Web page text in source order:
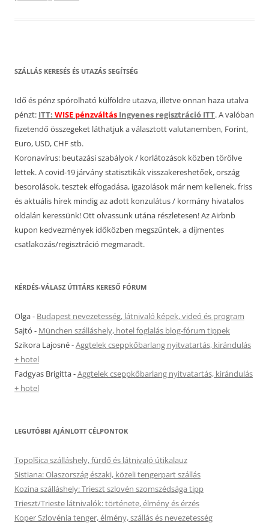
SZÁLLÁS KERESÉS ÉS UTAZÁS SEGÍTSÉG
Idő és pénz spórolható külföldre utazva, illetve onnan haza utalva
pénzt: ITT: WISE pénzváltás Ingyenes regisztráció ITT. A valóban
fizetendő összegeket láthatjuk a választott valutanemben, Forint,
Euro, USD, CHF stb.
Koronavírus: beutazási szabályok / korlátozások közben törölve
lettek. A covid-19 járvány statisztikák visszakereshetőek, ország
besorolások, tesztek elfogadása, igazolások már nem kellenek, friss
és aktuális hírek mindig az adott konzulátus / kormány hivatalos
oldalán keressünk! Ott olvassunk utána részletesen! Az Airbnb
kupon kedvezmények időközben megszűntek, a díjmentes
csatlakozás/regisztráció megmaradt.
KÉRDÉS-VÁLASZ ÚTITÁRS KERESŐ FÓRUM
Olga- Budapest nevezetesség, látnivaló képek, videó és program
Sajtó - München szálláshely, hotel foglalás blog-fórum tippek
Szikora Lajosné-Aggtelek cseppkőbarlang nyitvatartás, kirándulás
+ hotel
Fadgyas Brigitta-Aggtelek cseppkőbarlang nyitvatartás, kirándulás
+ hotel
LEGUTÓBBI AJÁNLOTT CÉLPONTOK
Topolšica szálláshely, fürdő és látnivaló útikalauz
Sistiana: Olaszország északi, közeli tengerpart szállás
Kozina szálláshely: Trieszt szlovén szomszédsága tipp
Trieszt/Trieste látnivalók: története, élmény és érzés
Koper Szlovénia tenger, élmény, szállás és nevezetesség